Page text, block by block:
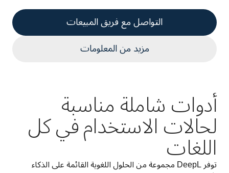
التواصل مع فريق المبيعات
مزيد من المعلومات
أدوات شاملة مناسبة
لحالات الاستخدام في كل
اللغات